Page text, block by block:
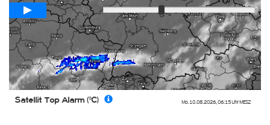
Mo. 10.08.2026, 06:15 UhrMESZ
Satellit Top Alarm (°C)
Schnell
Langsam